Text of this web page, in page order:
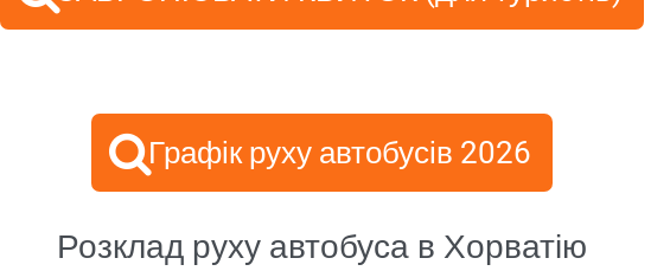
Графік руху автобусів 2026
Розклад руху автобуса в Хорватію